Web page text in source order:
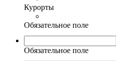
Курорты
Обязательное поле
Обязательное поле